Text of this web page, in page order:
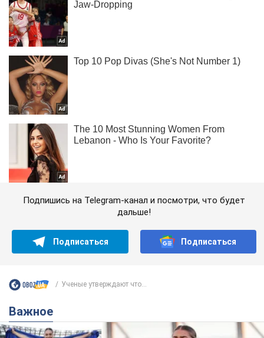
Подпишись на Telegram-канал и посмотри, что будет
дальше!
Подписаться Подписаться
Ученые утверждают что...
Важное